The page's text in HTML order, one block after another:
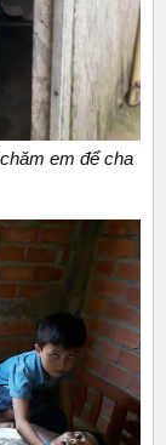
em để cha